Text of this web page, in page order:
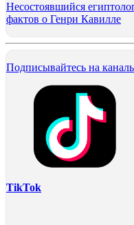
Несостоявшийся
фактов о Генри Кавилле
Подписывайтесь на
TikTok